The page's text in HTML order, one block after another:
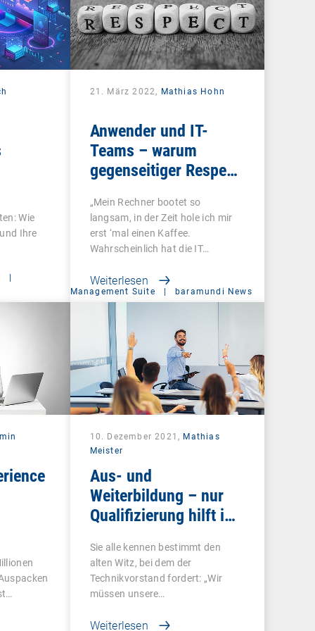
Wie
Ihre
21. März 2022, Mathias Hohn
Anwender und IT-
Teams – warum
gegenseitiger Respekt
„Mein Rechner bootet so
langsam, in der Zeit hole ich mir
erst ‘mal einen Kaffee.
Wahrscheinlich hat die IT…
Weiterlesen
|
Management Suite | baramundi News
10. Dezember 2021, Mathias
Meister
Aus- und
Weiterbildung – nur
Qualifizierung hilft im
Sie alle kennen bestimmt den
alten Witz, bei dem der
Technikvorstand fordert: „Wir
müssen unsere…
Weiterlesen